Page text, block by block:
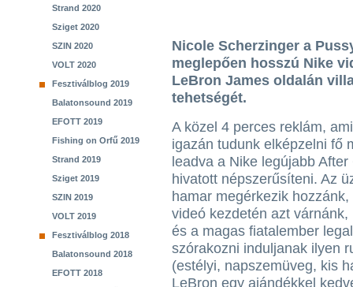
Strand 2020
Sziget 2020
SZIN 2020
VOLT 2020
Fesztiválblog 2019
Balatonsound 2019
EFOTT 2019
Fishing on Orfű 2019
Strand 2019
Sziget 2019
SZIN 2019
VOLT 2019
Fesztiválblog 2018
Balatonsound 2018
EFOTT 2018
Nicole Scherzinger a
meglepően hosszú Nike
LeBron James oldalán
tehetségét.
A közel 4 perces reklám,
igazán tudunk elképzelni fő
leadva a Nike legújabb After
hivatott népszerűsíteni. Az
hamar megérkezik
videó kezdetén azt várnánk,
és a magas fiatalember
szórakozni induljanak ilyen
(estélyi, napszemüveg, kis
LeBron egy ajándékkel